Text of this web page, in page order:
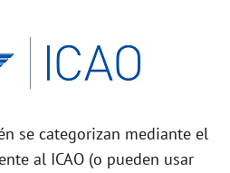
se categorizan mediante el
al ICAO (o pueden usar